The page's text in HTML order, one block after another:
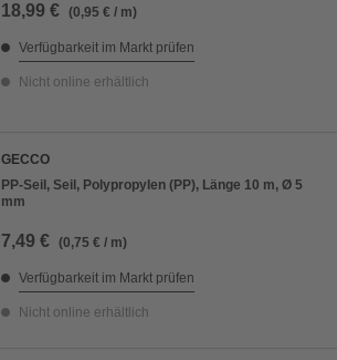
18,99 € (0,95 € / m)
Verfügbarkeit im Markt prüfen
Nicht online erhältlich
GECCO
PP-Seil, Seil, Polypropylen (PP), Länge 10 m, Ø 5
mm
7,49 € (0,75 € / m)
Verfügbarkeit im Markt prüfen
Nicht online erhältlich